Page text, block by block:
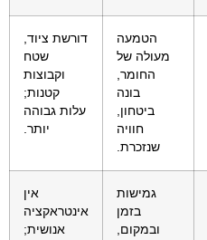
הטמעה
מעולה של
החומר,
בונה
ביטחון,
חוויה
שנזכרת.
דורשת ציוד,
שטח
וקבוצות
קטנות;
עלות גבוהה
יותר.
גמישות
בזמן
ובמקום,
אין
אינטראקציה
אנושית;